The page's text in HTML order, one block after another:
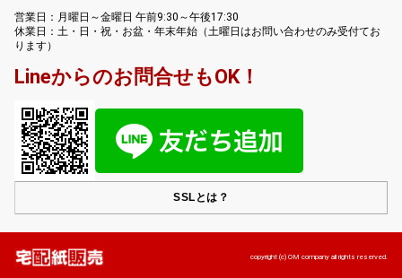
営業日：月曜日～金曜日 午前9:30～午後17:30
休業日：土・日・祝・お盆・年末年始（土曜日はお問い合わせのみ受付てお
ります）
Lineからのお問合せもOK！
SSLとは？
copyright (c) OM company all rights reserved.